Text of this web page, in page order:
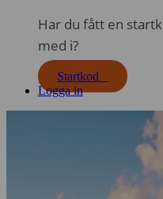
Har du fått en
med i?
Startkod
Logga in